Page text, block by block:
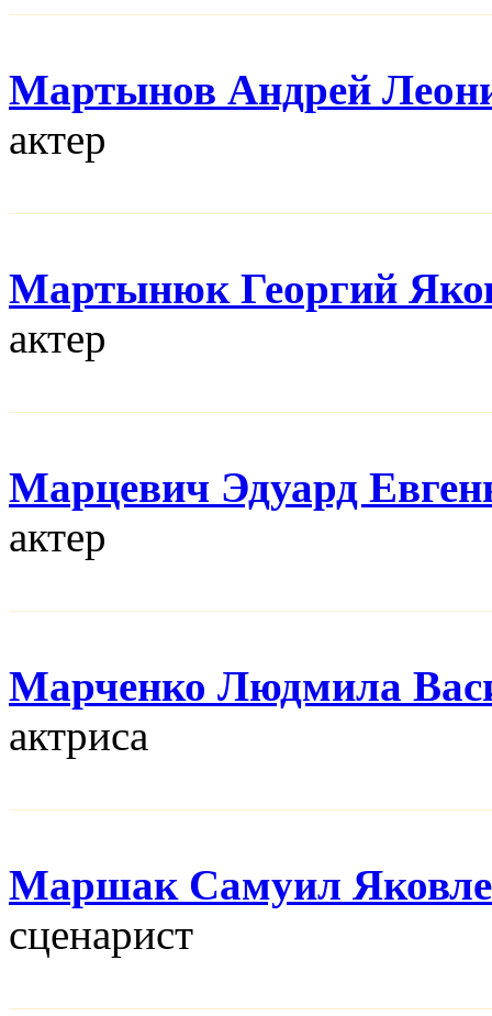
Мартынов Андрей
актер
Мартынюк Георгий
актер
Марцевич Эдуард
актер
Марченко Людмила
актриса
Маршак Самуил
сценарист